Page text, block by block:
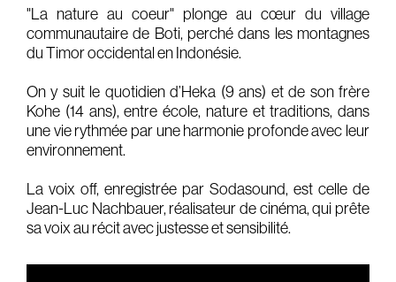
Mastering
Producing
Music
Artists
Audiovisual
Post-Producing
Voix Off
"La nature au coeur" plonge au cœur du village
communautaire de Boti, perché dans les montagnes
du Timor occidental en Indonésie.
On y suit le quotidien d’Heka (9 ans) et de son frère
Kohe (14 ans), entre école, nature et traditions, dans
une vie rythmée par une harmonie profonde avec leur
environnement.
La voix off, enregistrée par Sodasound, est celle de
Jean-Luc Nachbauer, réalisateur de cinéma, qui prête
sa voix au récit avec justesse et sensibilité.